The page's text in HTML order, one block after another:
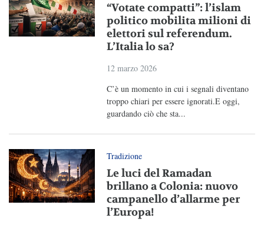
“Votate compatti”: l’islam
politico mobilita milioni di
elettori sul referendum.
L’Italia lo sa?
12 marzo 2026
C’è un momento in cui i segnali diventano
troppo chiari per essere ignorati.E oggi,
guardando ciò che sta...
Tradizione
Le luci del Ramadan
brillano a Colonia: nuovo
campanello d’allarme per
l’Europa!